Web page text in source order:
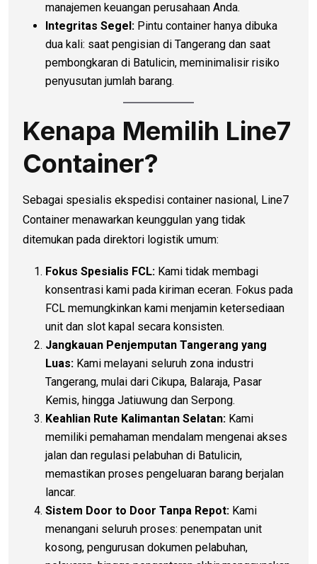
manajemen keuangan perusahaan Anda.
Integritas Segel: Pintu container hanya dibuka
dua kali: saat pengisian di Tangerang dan saat
pembongkaran di Batulicin, meminimalisir risiko
penyusutan jumlah barang.
Kenapa Memilih Line7
Container?
Sebagai spesialis ekspedisi container nasional, Line7
Container menawarkan keunggulan yang tidak
ditemukan pada direktori logistik umum:
Fokus Spesialis FCL: Kami tidak membagi
konsentrasi kami pada kiriman eceran. Fokus pada
FCL memungkinkan kami menjamin ketersediaan
unit dan slot kapal secara konsisten.
Jangkauan Penjemputan Tangerang yang
Luas: Kami melayani seluruh zona industri
Tangerang, mulai dari Cikupa, Balaraja, Pasar
Kemis, hingga Jatiuwung dan Serpong.
Keahlian Rute Kalimantan Selatan: Kami
memiliki pemahaman mendalam mengenai akses
jalan dan regulasi pelabuhan di Batulicin,
memastikan proses pengeluaran barang berjalan
lancar.
Sistem Door to Door Tanpa Repot: Kami
menangani seluruh proses: penempatan unit
kosong, pengurusan dokumen pelabuhan,